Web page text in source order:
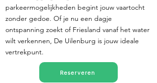
parkeermogelijkheden begint jouw vaartocht
zonder gedoe. Of je nu een dagje
ontspanning zoekt of Friesland vanaf het water
wilt verkennen, De Uilenburg is jouw ideale
vertrekpunt.
Reserveren